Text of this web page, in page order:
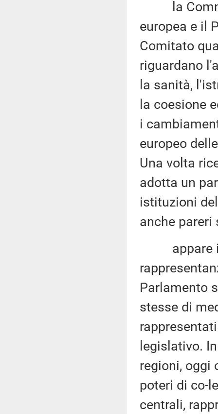
la
europea e il
Comitato
riguardano
la sanità,
la coesione
i
europeo
Una volta
adotta un
istituzioni
anche pareri
appare
Parlamento
stesse di
legislativo.
regioni, oggi
poteri di co-
centrali,